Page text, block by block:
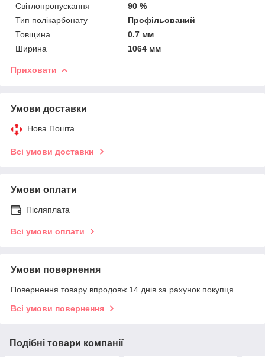
Світлопропускання
90 %
Тип полікарбонату
Профільований
Товщина
0.7 мм
Ширина
1064 мм
Приховати
Умови доставки
Нова Пошта
Всі умови доставки
Умови оплати
Післяплата
Всі умови оплати
Умови повернення
Повернення товару впродовж 14 днів за рахунок покупця
Всі умови повернення
Подібні товари компанії